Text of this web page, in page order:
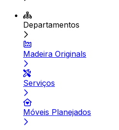
Departamentos
Madeira Originals
Serviços
Móveis Planejados